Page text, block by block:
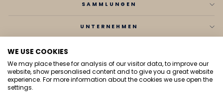
SAMMLUNGEN
UNTERNEHMEN
SPRACHE
Deutsch
WE USE COOKIES
We may place these for analysis of our visitor data, to improve our
website, show personalised content and to give you a great website
experience. For more information about the cookies we use open the
settings.